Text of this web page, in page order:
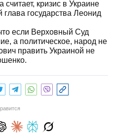
кризис в Украине
государства Леонид
если Верховный Суд
а политическое, народ не
править Украиной не